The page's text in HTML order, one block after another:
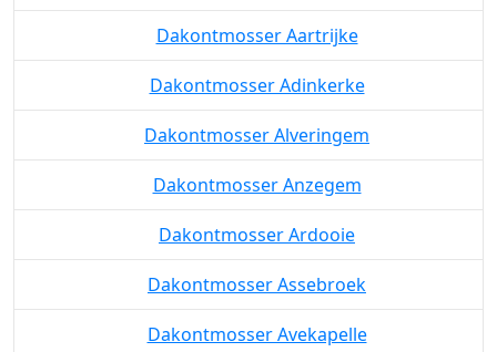
Dakontmosser Aartrijke
Dakontmosser Adinkerke
Dakontmosser Alveringem
Dakontmosser Anzegem
Dakontmosser Ardooie
Dakontmosser Assebroek
Dakontmosser Avekapelle